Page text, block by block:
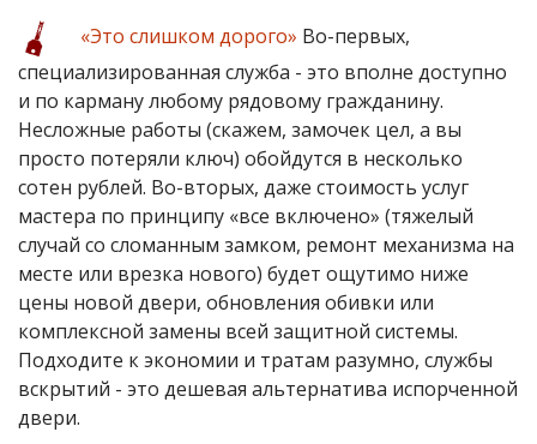
«Это слишком дорого» Во-первых,
специализированная служба - это вполне доступно
и по карману любому рядовому гражданину.
Несложные работы (скажем, замочек цел, а вы
просто потеряли ключ) обойдутся в несколько
сотен рублей. Во-вторых, даже стоимость услуг
мастера по принципу «все включено» (тяжелый
случай со сломанным замком, ремонт механизма на
месте или врезка нового) будет ощутимо ниже
цены новой двери, обновления обивки или
комплексной замены всей защитной системы.
Подходите к экономии и тратам разумно, службы
вскрытий - это дешевая альтернатива испорченной
двери.